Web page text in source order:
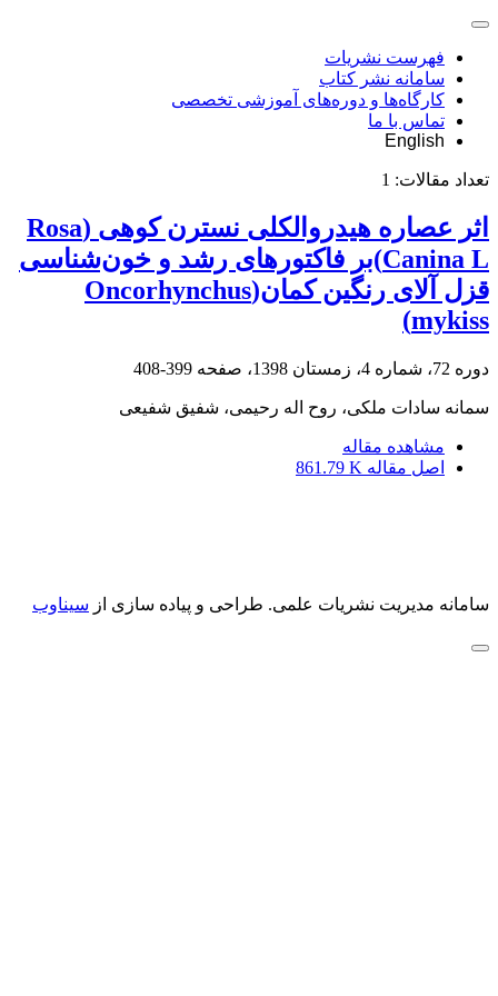
فهرست نشریات
سامانه نشر کتاب
کارگاه‌ها و دوره‌های آموزشی تخصصی
تماس با ما
English
تعداد مقالات: 1
اثر عصاره هیدروالکلی نسترن کوهی (Rosa
Canina L)بر فاکتورهای رشد و خون‌شناسی
قزل آلای رنگین کمان(Oncorhynchus
mykiss)
دوره 72، شماره 4، زمستان 1398، صفحه 399-408
سمانه سادات ملکی، روح اله رحیمی، شفیق شفیعی
مشاهده مقاله
اصل مقاله 861.79 K
سامانه مدیریت نشریات علمی. طراحی و پیاده سازی از سیناوب